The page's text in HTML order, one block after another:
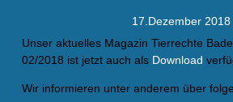
17.Dezember 2018
Unser aktuelles Magazin Tierrechte
02/2018 ist jetzt auch als Download
Wir informieren unter anderem über